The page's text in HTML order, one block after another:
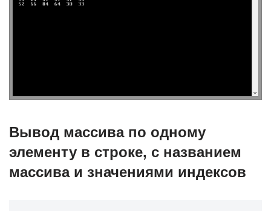
Вывод массива по одному
элементу в строке, с названием
массива и значениями индексов